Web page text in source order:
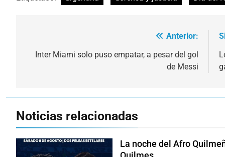
de
Anterior:
Inter Miami solo puso empatar, a pesar del gol
de Messi
Noticias relacionadas
La noche del Afro